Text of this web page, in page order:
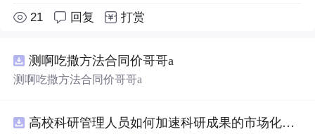
21 回复 打赏
测啊吃撒方法合同价哥哥a
测啊吃撒方法合同价哥哥a
高校科研管理人员如何加速科研成果的市场化转化？.docx